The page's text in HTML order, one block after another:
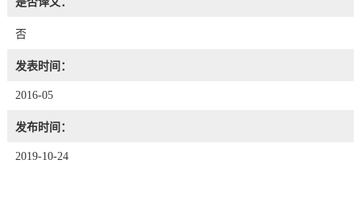
否
发表时间：
2016-05
发布时间：
2019-10-24